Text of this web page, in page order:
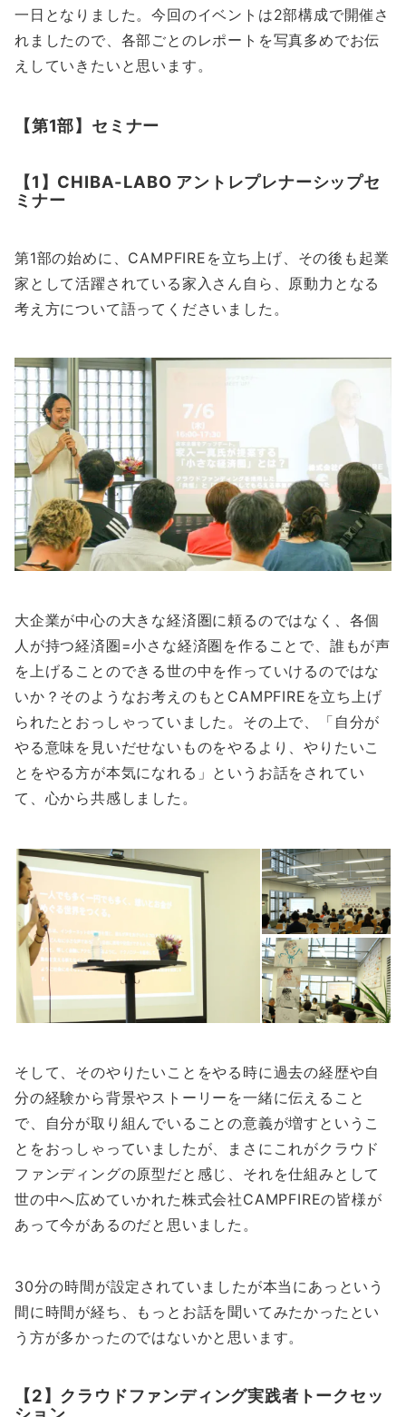
一日となりました。今回のイベントは2部構成で開催さ
れましたので、各部ごとのレポートを写真多めでお伝
えしていきたいと思います。
【第1部】セミナー
【1】CHIBA-LABO アントレプレナーシップセ
ミナー
第1部の始めに、CAMPFIREを立ち上げ、その後も起業
家として活躍されている家入さん自ら、原動力となる
考え方について語ってくださいました。
大企業が中心の大きな経済圏に頼るのではなく、各個
人が持つ経済圏=小さな経済圏を作ることで、誰もが声
を上げることのできる世の中を作っていけるのではな
いか？そのようなお考えのもとCAMPFIREを立ち上げ
られたとおっしゃっていました。その上で、「自分が
やる意味を見いだせないものをやるより、やりたいこ
とをやる方が本気になれる」というお話をされてい
て、心から共感しました。
そして、そのやりたいことをやる時に過去の経歴や自
分の経験から背景やストーリーを一緒に伝えること
で、自分が取り組んでいることの意義が増すというこ
とをおっしゃっていましたが、まさにこれがクラウド
ファンディングの原型だと感じ、それを仕組みとして
世の中へ広めていかれた株式会社CAMPFIREの皆様が
あって今があるのだと思いました。
30分の時間が設定されていましたが本当にあっという
間に時間が経ち、もっとお話を聞いてみたかったとい
う方が多かったのではないかと思います。
【2】クラウドファンディング実践者トークセッ